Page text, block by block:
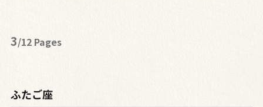
3/12 Pages
ふたご座